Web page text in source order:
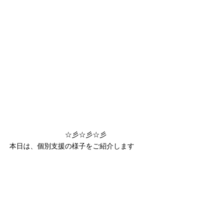
☆彡☆彡☆彡
本日は、個別支援の様子をご紹介します